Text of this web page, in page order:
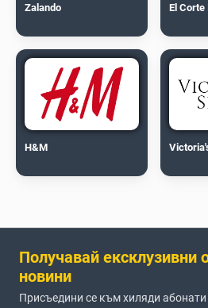
Zalando El Corte
H&M
Получавай ексклузивни
новини
Присъедини се към хиляди